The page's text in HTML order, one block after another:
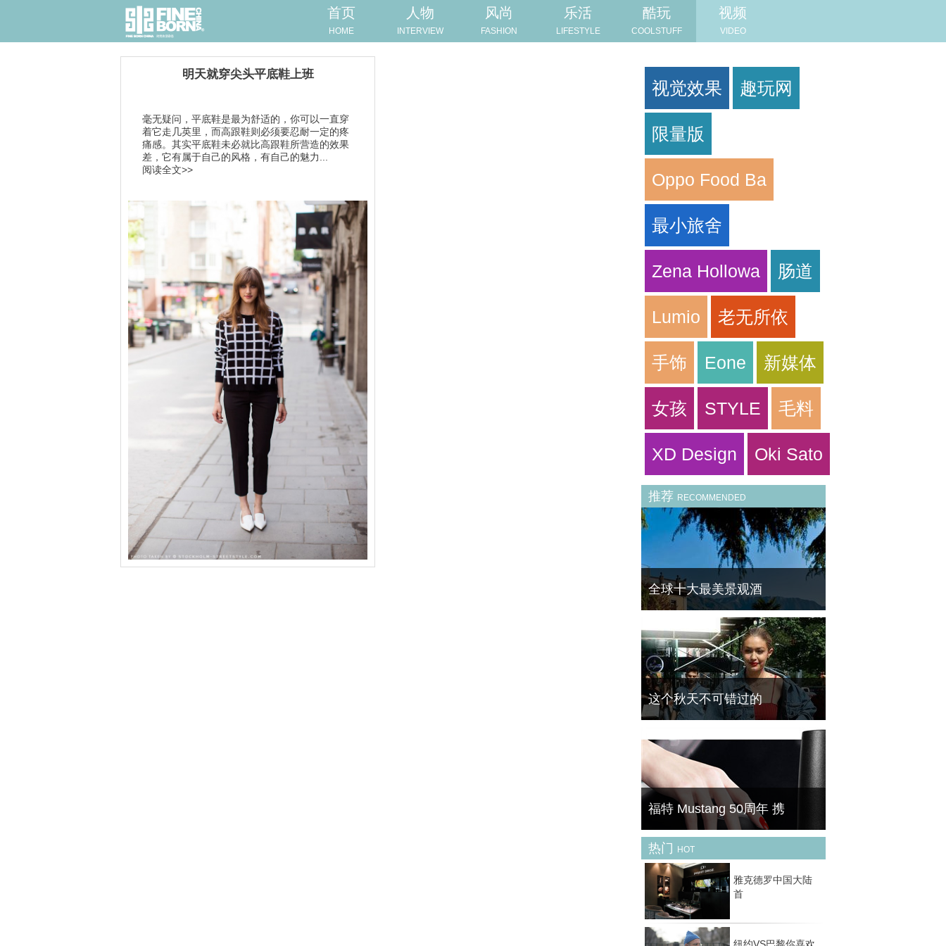
首页
HOME
人物
INTERVIEW
风尚
FASHION
乐活
LIFESTYLE
酷玩
COOLSTUFF
视频
VIDEO
明天就穿尖头平底鞋上班
毫无疑问，平底鞋是最为舒适的，你可以一直穿
着它走几英里，而高跟鞋则必须要忍耐一定的疼
痛感。其实平底鞋未必就比高跟鞋所营造的效果
差，它有属于自己的风格，有自己的魅力...
阅读全文>>
视觉效果 趣玩网
限量版
Oppo Food Ba
最小旅舍
Zena Hollowa 肠道
Lumio 老无所依
手饰 Eone 新媒体
女孩 STYLE 毛料
XD Design Oki Sato
推荐 RECOMMENDED
全球十大最美景观酒
旅行时，一间完美的酒店不仅让你身心彻底放
松，还将带给你美妙无比的观景享受。一起来
欣赏下全球最美的十大景观酒店吧！ No.1迪
拜JW万豪侯爵酒店（迪拜，阿拉伯联合酋长
国） 毫
这个秋天不可错过的
天气逐渐转凉，我们开始关注秋天的最新趋势
是什么，当你还在疑问和迷茫的时候，早就有
时尚达人们为我们演绎这个秋天最 IN 的时尚
潮流。来，一起来分享她们最新的秋季新衣
吧。这
福特 Mustang 50周年 携
菁华（FineBornChina）今天为大家带来的这
一款产品可以说是最奇葩的跨界产物。跑车品
牌与美甲品牌的碰撞能产生怎么样的灵感呢？
一起去先睹为快。
热门 HOT
雅克德罗中国大陆
首